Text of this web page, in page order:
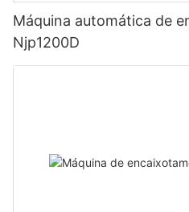
Máquina automática de
Njp1200D